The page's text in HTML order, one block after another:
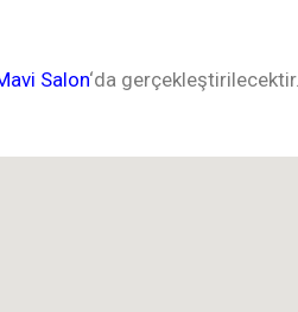
Salon‘da gerçekleştirilecektir.